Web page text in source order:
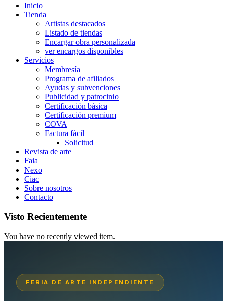
Inicio
Tienda
Artistas destacados
Listado de tiendas
Encargar obra personalizada
ver encargos disponibles
Servicios
Membresía
Programa de afiliados
Ayudas y subvenciones
Publicidad y patrocinio
Certificación básica
Certificación premium
COVA
Factura fácil
Solicitud
Revista de arte
Faia
Nexo
Ciac
Sobre nosotros
Contacto
Visto Recientemente
You have no recently viewed item.
FERIA DE ARTE INDEPENDIENTE